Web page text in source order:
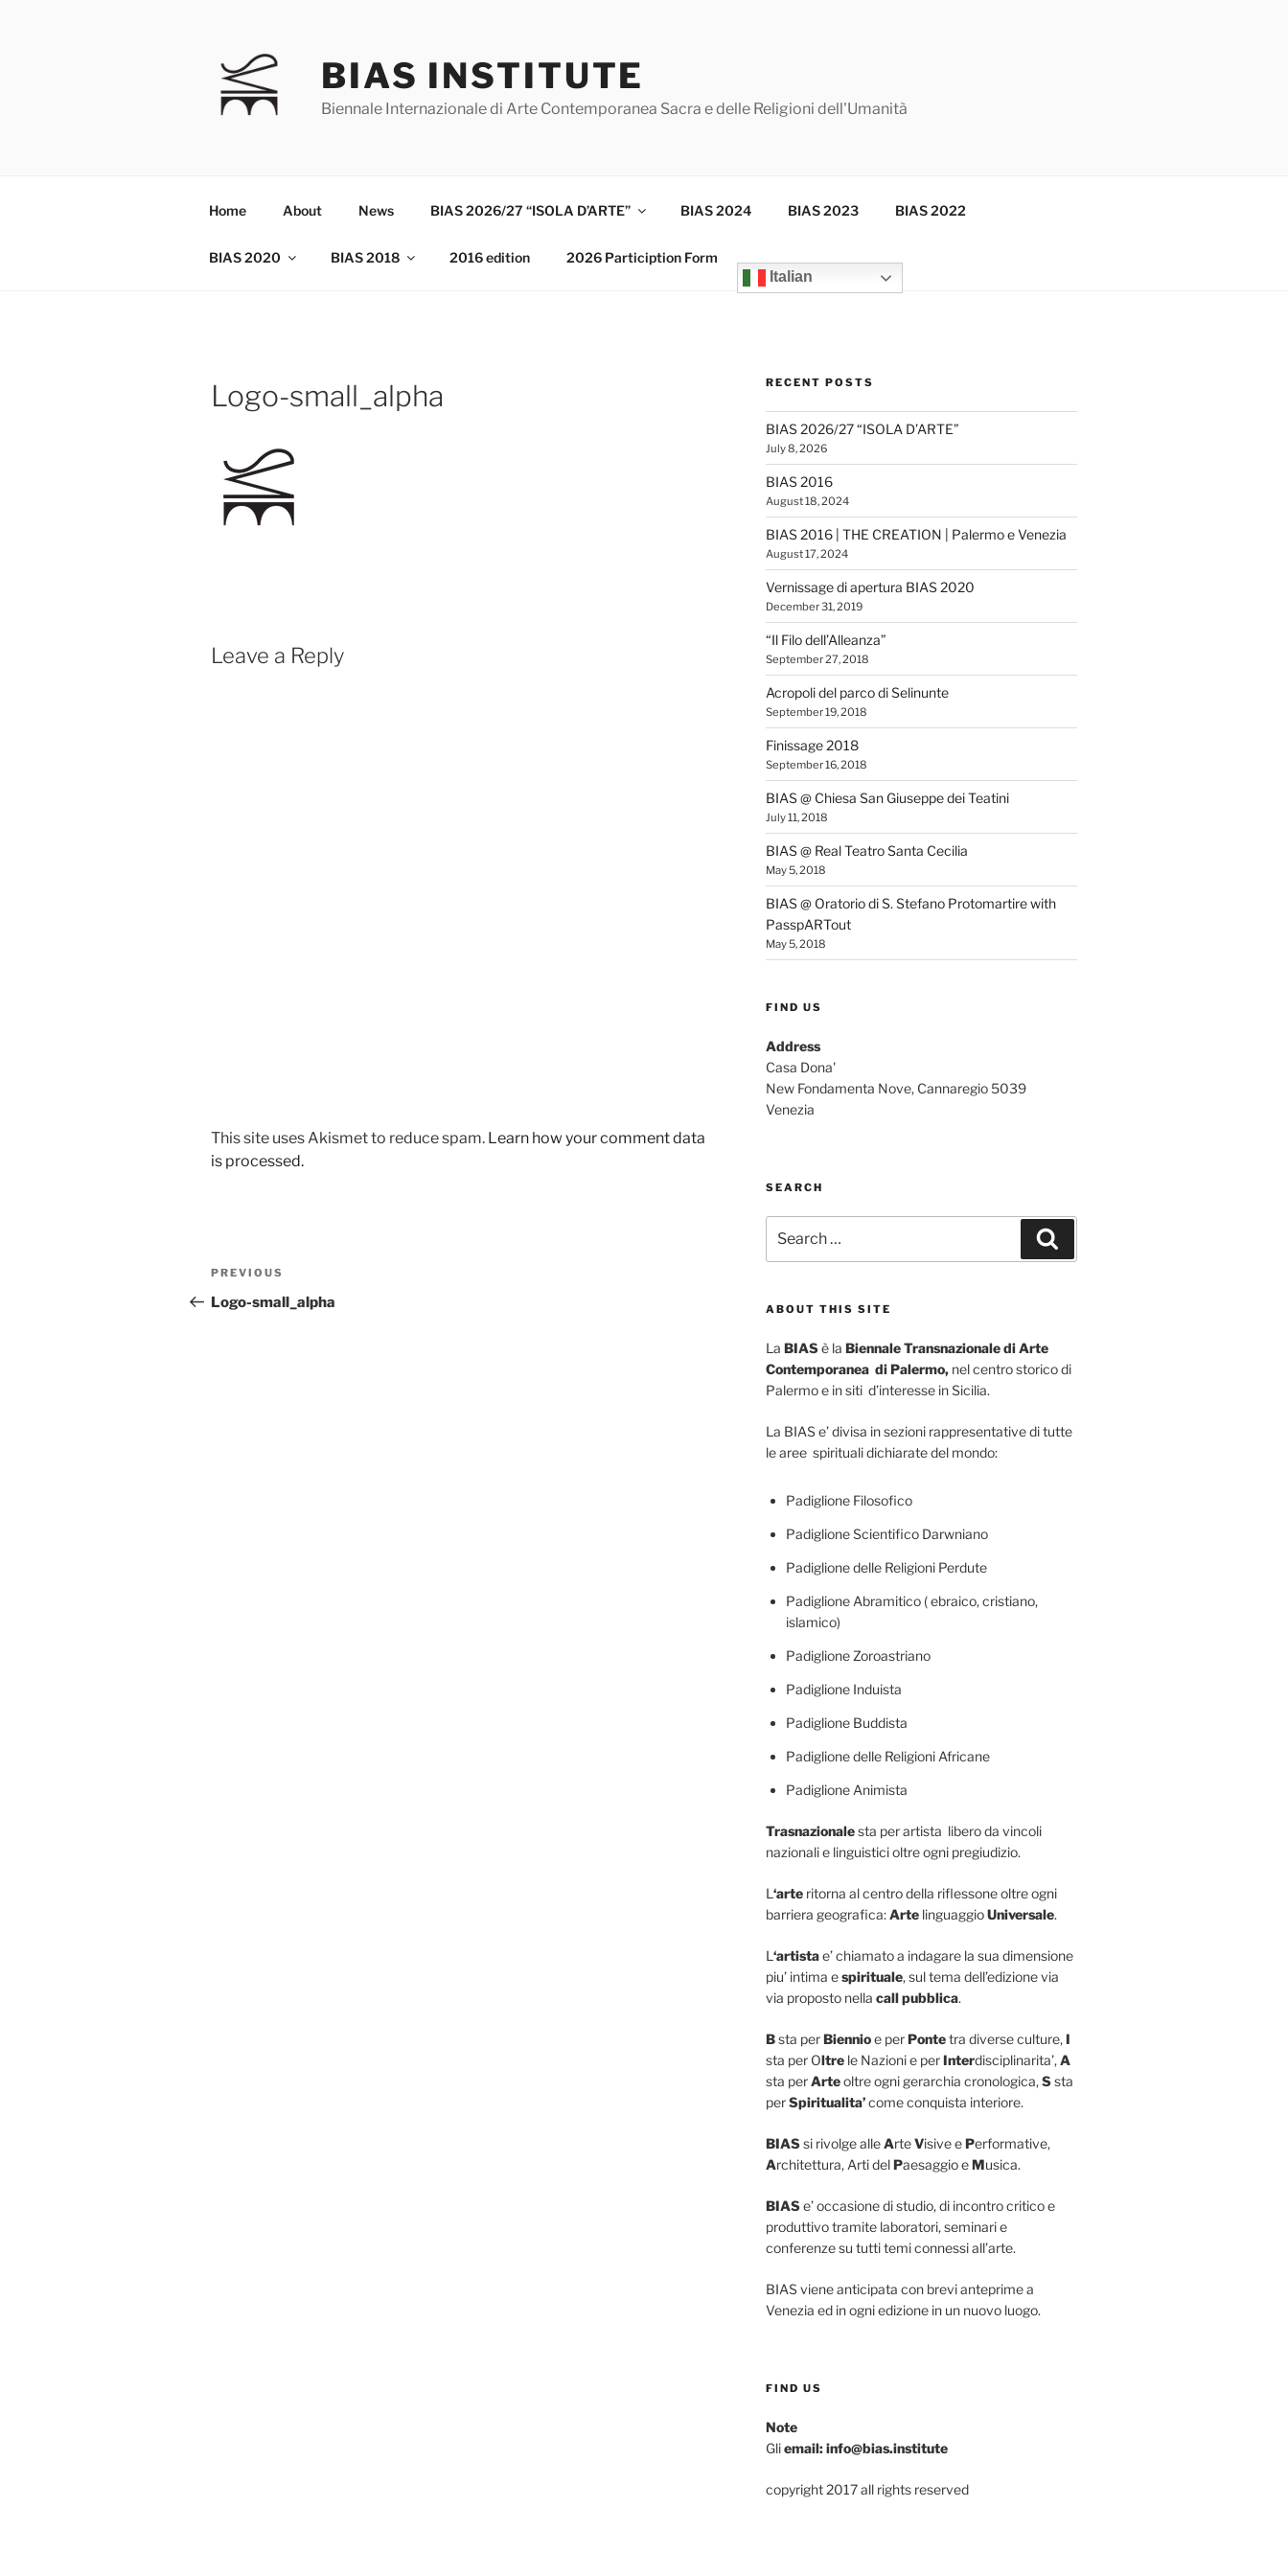
BIAS INSTITUTE
Biennale Internazionale di Arte Contemporanea Sacra e delle Religioni dell'Umanità
Home About News BIAS 2026/27 “ISOLA D’ARTE” BIAS 2024 BIAS 2023 BIAS 2022
BIAS 2020 BIAS 2018 2016 edition
2026 Particiption Form
Italian
Logo-small_alpha
Leave a Reply
This site uses Akismet to reduce spam. Learn how your comment data
is processed.
Post
navigation
Previous
Post
PREVIOUS
Logo-small_alpha
RECENT POSTS
BIAS 2026/27 “ISOLA D’ARTE”
July 8, 2026
BIAS 2016
August 18, 2024
BIAS 2016 | THE CREATION | Palermo e Venezia
August 17, 2024
Vernissage di apertura BIAS 2020
December 31, 2019
“Il Filo dell’Alleanza”
September 27, 2018
Acropoli del parco di Selinunte
September 19, 2018
Finissage 2018
September 16, 2018
BIAS @ Chiesa San Giuseppe dei Teatini
July 11, 2018
BIAS @ Real Teatro Santa Cecilia
May 5, 2018
BIAS @ Oratorio di S. Stefano Protomartire with
PasspARTout
May 5, 2018
FIND US
Address
Casa Dona'
New Fondamenta Nove, Cannaregio 5039
Venezia
SEARCH
for:
ABOUT THIS SITE
La BIASè la Biennale Transnazionale di Arte
Contemporanea di Palermo, nel centro storico di
Palermo e in siti d’interesse in Sicilia.
La BIAS e’ divisa in sezioni rappresentative di tutte
le aree spirituali dichiarate del mondo:
Padiglione Filosofico
Padiglione Scientifico Darwniano
Padiglione delle Religioni Perdute
Padiglione Abramitico ( ebraico, cristiano,
islamico)
Padiglione Zoroastriano
Padiglione Induista
Padiglione Buddista
Padiglione delle Religioni Africane
Padiglione Animista
Trasnazionalesta per artista libero da vincoli
nazionali e linguistici oltre ogni pregiudizio.
L ‘arteritorna al centro della riflessone oltre ogni
barriera geografica:ArtelinguaggioUniversale.
L ‘artistae’ chiamato a indagare la sua dimensione
piu’ intima espirituale, sul tema dell’edizione via
via proposto nella call pubblica.
Bsta perBiennioe perPontetra diverse culture,I
sta per Oltrele Nazioni e perInterdisciplinarita’,A
sta perArteoltre ogni gerarchia cronologica,Ssta
perSpiritualita’come conquista interiore.
BIASsi rivolge alleArteVisive ePerformative,
Architettura, Arti delPaesaggio eMusica.
BIASe’ occasione di studio, di incontro critico e
produttivo tramite laboratori, seminari e
conferenze su tutti temi connessi all’arte.
BIAS viene anticipata con brevi anteprime a
Venezia ed in ogni edizione in un nuovo luogo.
FIND US
Note
Gliemail: info@bias.institute
copyright 2017 all rights reserved